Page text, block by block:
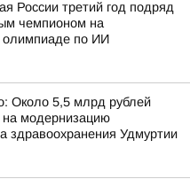
России третий год подряд
чемпионом на
по ИИ
Около 5,5 млрд рублей
модернизацию
здравоохранения Удмуртии